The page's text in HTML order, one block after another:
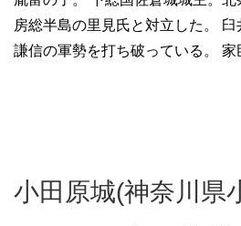
房総半島の里見氏と対立した。
謙信の軍勢を打ち破っている。
小田原城(神奈川県